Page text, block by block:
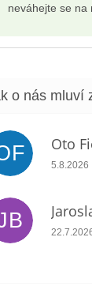
neváhejte se na
Oto
5.8.2026